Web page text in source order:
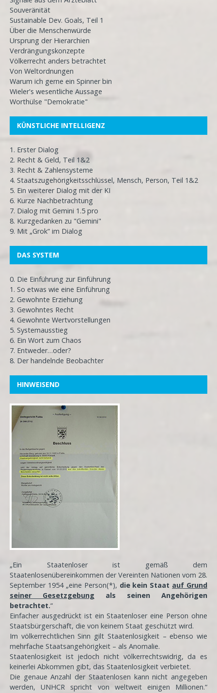
Souveränität
Sustainable Dev. Goals, Teil 1
Über die Menschenwürde
Ursprung der Hierarchien
Verdrängungskonzepte
Völkerrecht anders betrachtet
Von Weltordnungen
Warum ich gerne ein Spinner bin
Wieler's wesentliche Aussage
Worthülse "Demokratie"
KÜNSTLICHE INTELLIGENZ
1. Erster Dialog
2. Recht & Geld, Teil 1&2
3. Recht & Zahlensysteme
4. Staatszugehörigkeitsschlüssel, Mensch, Person, Teil 1&2
5. Ein weiterer Dialog mit der KI
6. Kurze Nachbetrachtung
7. Dialog mit Gemini 1.5 pro
8. Kurzgedanken zu "Gemini"
9. Mit „Grok“ im Dialog
DAS SYSTEM
0. Die Einführung zur Einführung
1. So etwas wie eine Einführung
2. Gewohnte Erziehung
3. Gewohntes Recht
4. Gewohnte Wertvorstellungen
5. Systemausstieg
6. Ein Wort zum Chaos
7. Entweder…oder?
8. Der handelnde Beobachter
HINWEISEND
„Ein Staatenloser ist gemäß dem
Staatenlosenübereinkommen der Vereinten Nationen vom 28.
September 1954 „eine Person(*), die kein Staat auf Grund
seiner Gesetzgebung als seinen Angehörigen
betrachtet.“
Einfacher ausgedrückt ist ein Staatenloser eine Person ohne
Staatsbürgerschaft, die von keinem Staat geschützt wird.
Im völkerrechtlichen Sinn gilt Staatenlosigkeit – ebenso wie
mehrfache Staatsangehörigkeit – als Anomalie.
Staatenlosigkeit ist jedoch nicht völkerrechtswidrig, da es
keinerlei Abkommen gibt, das Staatenlosigkeit verbietet.
Die genaue Anzahl der Staatenlosen kann nicht angegeben
werden, UNHCR spricht von weltweit einigen Millionen.“